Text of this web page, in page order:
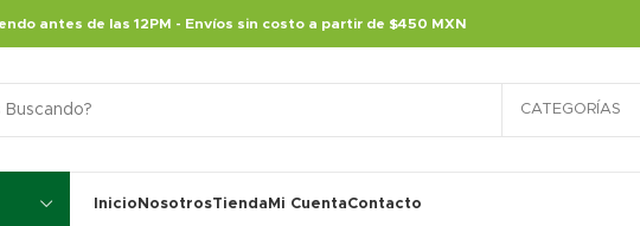
antes de las 12PM - Envíos sin costo a partir de $450 MXN
CATEGORÍAS
Inicio NosotrosTienda Mi CuentaContacto